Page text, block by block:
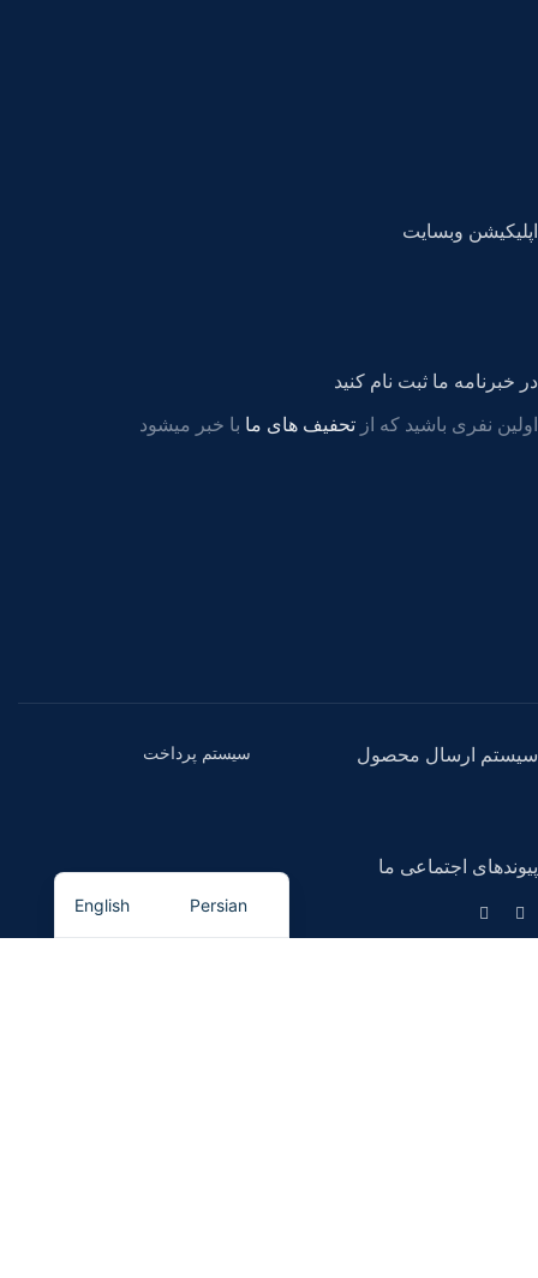
اپلیکیشن وبسایت
در خبرنامه ما ثبت نام کنید
اولین نفری باشید که از تحفیف های ما با خبر میشود
سیستم پرداخت سیستم ارسال محصول
پیوندهای اجتماعی ما
Persian
English